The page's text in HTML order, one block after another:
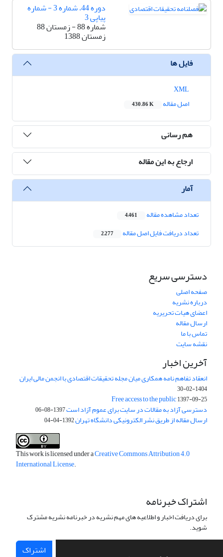
دوره 44، شماره 3 - شماره
پیاپی 3
شماره 88 - زمستان 88
زمستان 1388
فایل ها
اصل مقاله
430.86 K
هم رسانی
ارجاع به این مقاله
آمار
تعداد مشاهده مقاله 4,461
تعداد دریافت فایل اصل مقاله 2,277
دسترسی سریع
صفحه اصلی
درباره نشریه
اعضای هیات تحریریه
ارسال مقاله
تماس با ما
نقشه سایت
آخرین اخبار
انعقاد تفاهم نامه همکاری میان مجله تحقیقات اقتصادی با انجمن مالی ایران
1404-02-30
Free access to the public1397-09-25
دسترسی آزاد به مقالات در سایت برای عموم آزاد است1397-08-06
ارسال مقاله از طریق نشر الکترونیکی دانشگاه تهران1392-04-04
This work is licensed under aCreative Commons Attribution 4.0
International License.
اشتراک خبرنامه
برای دریافت اخبار و اطلاعیه های مهم نشریه در خبرنامه نشریه مشترک
شوید.
اشتراک